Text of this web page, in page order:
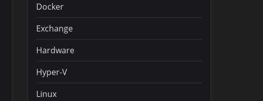
Docker
Exchange
Hardware
Hyper-V
Linux